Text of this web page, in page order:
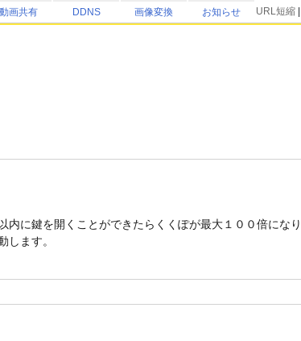
動画共有 DDNS 画像変換 お知らせ URL短縮
内に鍵を開くことができたらくくぽが最大１００倍にな
ます。